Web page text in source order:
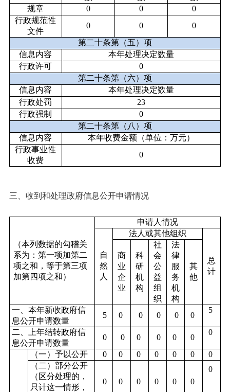
规章
0 0
0
行政规范性
文件
0 0
0
第二十条第（五）项
信息内容
本年处理决定数量
行政许可
0
第二十条第（六）项
信息内容
本年处理决定数量
行政处罚
23
行政强制
0
第二十条第（八）项
信息内容
本年收费金额（单位：万元）
行政事业性
收费
0
三、收到和处理政府信息公开申请情况
（本列数据的勾稽关
系为：第一项加第二
项之和，等于第三项
加第四项之和）
申请人情况
自
然
人
法人或其他组织
总
计
商
业
企
业
科
研
机
构
社
会
公
益
组
织
法
律
服
务
机
构
其
他
一、本年新收政府信
息公开申请数量
5 0 0 0 0 0
5
二、上年结转政府信
息公开申请数量
0 0 0 0 0 0
0
（一）予以公开 0 0 0 0 0 0
0
（二）部分公开
（区分处理的，
只计这一情形，
0 0 0 0 0 0
0